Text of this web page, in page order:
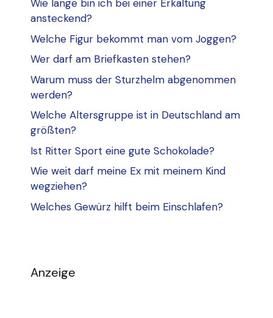
Wie lange bin ich bei einer Erkältung
ansteckend?
Welche Figur bekommt man vom Joggen?
Wer darf am Briefkasten stehen?
Warum muss der Sturzhelm abgenommen
werden?
Welche Altersgruppe ist in Deutschland am
größten?
Ist Ritter Sport eine gute Schokolade?
Wie weit darf meine Ex mit meinem Kind
wegziehen?
Welches Gewürz hilft beim Einschlafen?
Anzeige